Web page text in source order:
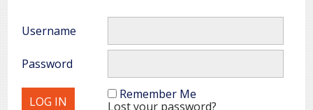
Username
Password
Remember Me
Lost your password?